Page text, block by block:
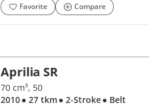
Favorite Compare
Aprilia SR
70 cm³, 50
2010● 27 tkm● 2-Stroke● Belt